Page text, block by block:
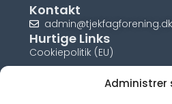
Administrer
Kontakt
admin@tjekfagforening.dk
Hurtige Links
Cookiepolitik (EU)